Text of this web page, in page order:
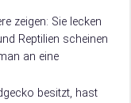
eine…
zeigen: Sie lecken
Reptilien scheinen
an eine
besitzt, hast